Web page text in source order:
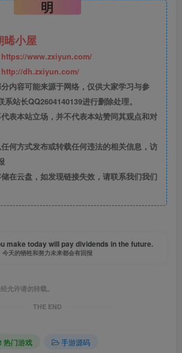
明
晞小屋
https://www.zxiyun.com/
http://dh.zxiyun.com/
内容可能来源于网络，仅供大家学习与参
站长QQ2604140139进行删除处理。
表本站立场，并不代表本站赞同其观点和对
何方式发布或转载任何违法的相关信息，访
在云盘，如发现链接失效，请联系我们我们
make today will pay dividends in the future.
今天的牺牲和努力未来都会有回报
允许请勿转载。
THE END
热门游戏
手游源码